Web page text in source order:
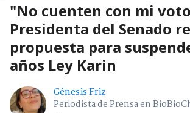
"No cuenten con mi
Presidenta del Senado
propuesta para
años Ley Karin
Génesis Friz
Periodista de Prensa en